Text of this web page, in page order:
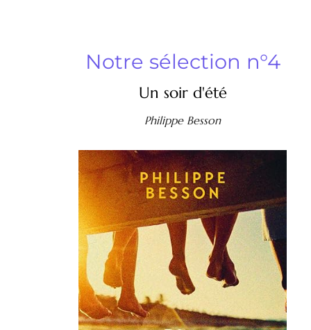
Notre sélection n°4
Un soir d'été
Philippe Besson